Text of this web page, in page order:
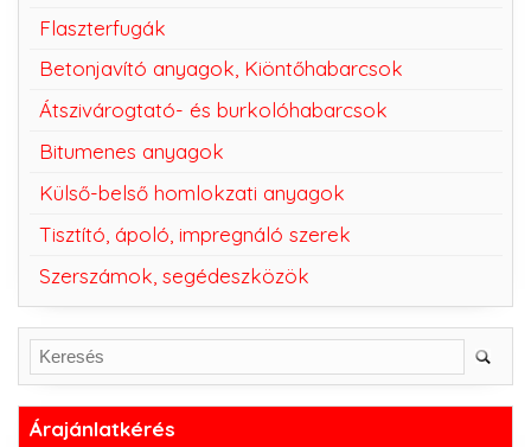
Flaszterfugák
Betonjavító anyagok, Kiöntőhabarcsok
Átszivárogtató- és burkolóhabarcsok
Bitumenes anyagok
Külső-belső homlokzati anyagok
Tisztító, ápoló, impregnáló szerek
Szerszámok, segédeszközök
Árajánlatkérés